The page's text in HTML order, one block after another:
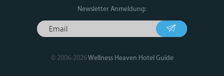
Newsletter Anmeldung:
© 2006-2026Wellness Heaven Hotel Guide